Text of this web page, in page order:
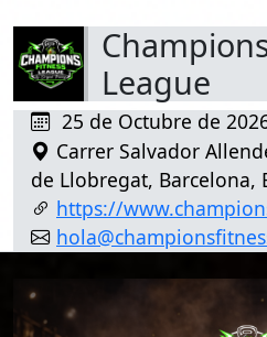
League
25 de Octubre de
Carrer Salvador
de Llobregat, Barcelona,
https://